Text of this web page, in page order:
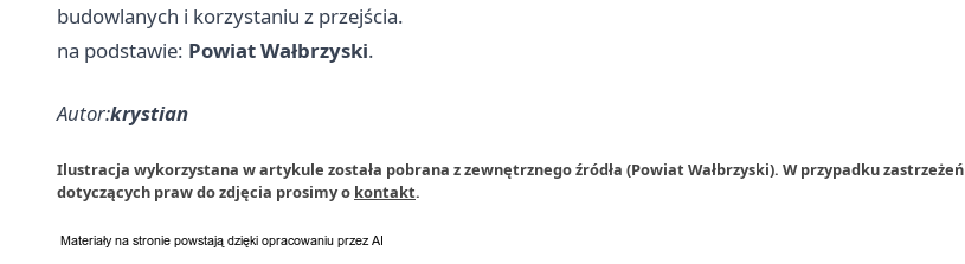
budowlanych i korzystaniu z przejścia.
na podstawie: Powiat Wałbrzyski.
Autor:krystian
Ilustracja wykorzystana w artykule została pobrana z zewnętrznego źródła (Powiat Wałbrzyski). W przypadku zastrzeżeń
dotyczących praw do zdjęcia prosimy o kontakt.